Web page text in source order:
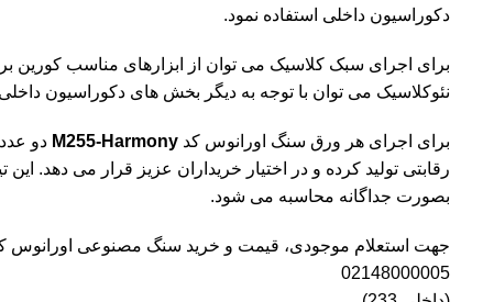
دکوراسیون داخلی استفاده نمود.
برای اجرای سبک کلاسیک می توان از ابزارهای مناسب
نئوکلاسیک می توان با توجه به دیگر بخش های دکوراسیون داخلی،
برای اجرای هر ورق سنگ اورانوس کد M255-Harmony دو
بصورت جداگانه محاسبه می شود.
جهت استعلام موجودی، قیمت و خرید سنگ مصنوعی اورانوس
02148000005